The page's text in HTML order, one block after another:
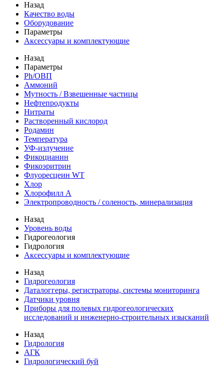
Назад
Качество воды
Оборудование
Параметры
Аксессуары и комплектующие
Назад
Параметры
Ph/ОВП
Аммоний
Мутность / Взвешенные частицы
Нефтепродукты
Нитраты
Растворенный кислород
Родамин
Температура
УФ-излучение
Фикоцианин
Фикоэритрин
Флуоресцеин WT
Хлор
Хлорофилл А
Электропроводность / соленость, минерализация
Назад
Уровень воды
Гидрогеология
Гидрология
Аксессуары и комплектующие
Назад
Гидрогеология
Даталоггеры, регистраторы, системы мониторинга
Датчики уровня
Приборы для полевых гидрогеологических
исследований и инженерно-строительных изысканий
Назад
Гидрология
АГК
Гидрологический буй